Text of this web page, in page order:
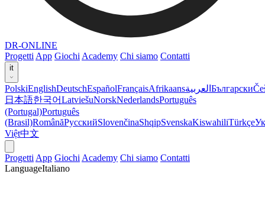
DR-ONLINE
Progetti App Giochi Academy Chi siamo Contatti
it
PolskiEnglishDeutschEspañolFrançaisAfrikaansالعربية Български
日本語한국어LatviešuNorskNederlandsPortuguês
(Portugal)Português
(Brasil)RomânăРусскийSlovenčinaShqipSvenskaKiswahiliTürkçe
Việt中文
Progetti App Giochi Academy Chi siamo Contatti
LanguageItaliano